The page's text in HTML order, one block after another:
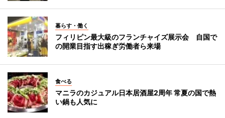
暮らす・働く
フィリピン最大級のフランチャイズ展示会 自国で
の開業目指す出稼ぎ労働者ら来場
食べる
マニラのカジュアル日本居酒屋2周年 常夏の国で熱
い鍋も人気に